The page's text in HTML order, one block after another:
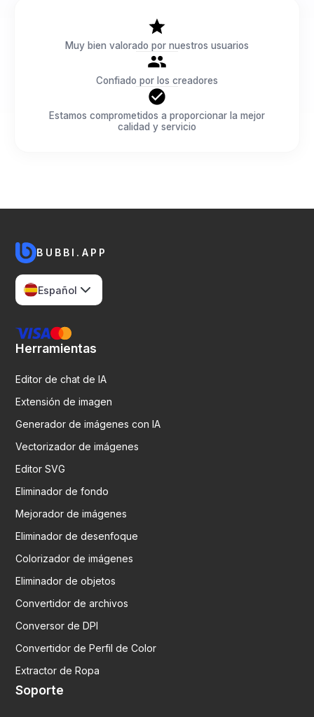
Muy bien valorado por nuestros usuarios
Confiado por los creadores
Estamos comprometidos a proporcionar la mejor
calidad y servicio
BUBBI.APP
Español
Herramientas
Editor de chat de IA
Extensión de imagen
Generador de imágenes con IA
Vectorizador de imágenes
Editor SVG
Eliminador de fondo
Mejorador de imágenes
Eliminador de desenfoque
Colorizador de imágenes
Eliminador de objetos
Convertidor de archivos
Conversor de DPI
Convertidor de Perfil de Color
Extractor de Ropa
Soporte